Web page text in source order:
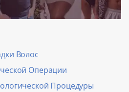
Волос
Операции
Процедуры